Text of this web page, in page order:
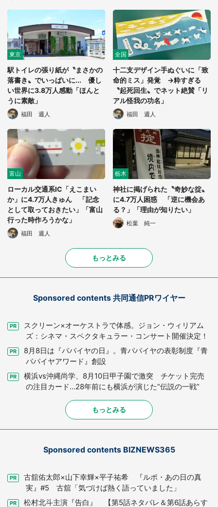
東京
駅トイレの張り紙が〝まさかの
落書き〟でいっぱいに... 優し
い世界に3.8万人感動「ほんと
うに素敵」
福田 週人
全国
十二支デザイン手ぬぐいに「致
命的ミス」発覚 →粋すぎる
〝起死回生〟でネット絶賛「リ
アル怪我の功名」
福田 週人
富山
ローカル交通系IC「えこまい
か」に4.7万人きゅん 「記念
として取っておきたい」「富山
行った時作ろうかな」
福田 週人
栃木
神社に掲げられた〝奇妙な掟〟
に4.7万人困惑 「逆に機会あ
る？」「理由が知りたい」
松葉 純一
もっとみる
Sponsored contents 共同通信PRワイヤー
スクリーン×オーケストラで体感。ジョン・ウィリアム
ズ：シネマ・スペクタキュラー・コンサート開催決定！
8月8日は『パパイヤの日』。青パパイヤの表彰制度『青
パパイヤアワード』創設
横浜vs沖縄尚学、8月10日甲子園で激突 チケット完売
の注目カード…28年前にも横浜が演じた“伝説の一戦”
もっとみる
Sponsored contents BIZNEWS365
古舘佑太郎×山下幸輝×平子祐希 『ルポ・あの日の真
実』#5 古舘「気づけば熱く語っていました」
松村北斗主演『告白』 【第5話ネタバレ＆第6話あらす